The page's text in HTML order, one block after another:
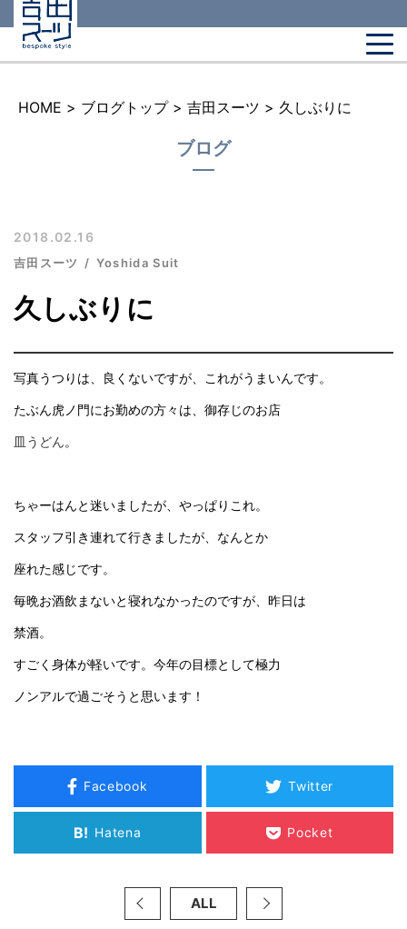
HOME > ブログトップ > 吉田スーツ > 久しぶりに
ブログ
2018.02.16
吉田スーツ Yoshida Suit
久しぶりに
写真うつりは、良くないですが、これがうまいんです。
たぶん虎ノ門にお勤めの方々は、御存じのお店
皿うどん。
ちゃーはんと迷いましたが、やっぱりこれ。
スタッフ引き連れて行きましたが、なんとか
座れた感じです。
毎晩お酒飲まないと寝れなかったのですが、昨日は
禁酒。
すごく身体が軽いです。今年の目標として極力
ノンアルで過ごそうと思います！
Facebook Twitter
B! Hatena Pocket
ALL